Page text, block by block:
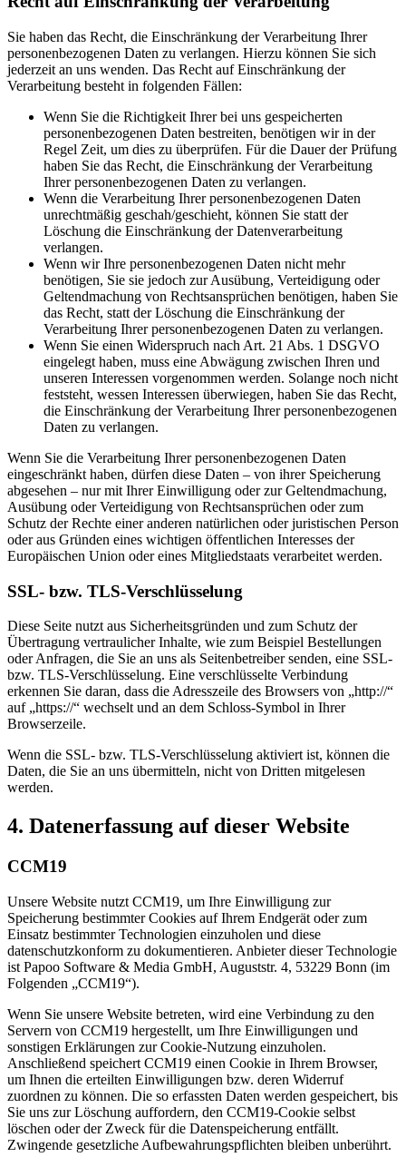
Sie haben das Recht, die Einschränkung der Verarbeitung Ihrer
personenbezogenen Daten zu verlangen. Hierzu können Sie sich
jederzeit an uns wenden. Das Recht auf Einschränkung der
Verarbeitung besteht in folgenden Fällen:
Wenn Sie die Richtigkeit Ihrer bei uns gespeicherten
personenbezogenen Daten bestreiten, benötigen wir in der
Regel Zeit, um dies zu überprüfen. Für die Dauer der Prüfung
haben Sie das Recht, die Einschränkung der Verarbeitung
Ihrer personenbezogenen Daten zu verlangen.
Wenn die Verarbeitung Ihrer personenbezogenen Daten
unrechtmäßig geschah/geschieht, können Sie statt der
Löschung die Einschränkung der Datenverarbeitung
verlangen.
Wenn wir Ihre personenbezogenen Daten nicht mehr
benötigen, Sie sie jedoch zur Ausübung, Verteidigung oder
Geltendmachung von Rechtsansprüchen benötigen, haben Sie
das Recht, statt der Löschung die Einschränkung der
Verarbeitung Ihrer personenbezogenen Daten zu verlangen.
Wenn Sie einen Widerspruch nach Art. 21 Abs. 1 DSGVO
eingelegt haben, muss eine Abwägung zwischen Ihren und
unseren Interessen vorgenommen werden. Solange noch nicht
feststeht, wessen Interessen überwiegen, haben Sie das Recht,
die Einschränkung der Verarbeitung Ihrer personenbezogenen
Daten zu verlangen.
Wenn Sie die Verarbeitung Ihrer personenbezogenen Daten
eingeschränkt haben, dürfen diese Daten – von ihrer Speicherung
abgesehen – nur mit Ihrer Einwilligung oder zur Geltendmachung,
Ausübung oder Verteidigung von Rechtsansprüchen oder zum
Schutz der Rechte einer anderen natürlichen oder juristischen Person
oder aus Gründen eines wichtigen öffentlichen Interesses der
Europäischen Union oder eines Mitgliedstaats verarbeitet werden.
SSL- bzw. TLS-Verschlüsselung
Diese Seite nutzt aus Sicherheitsgründen und zum Schutz der
Übertragung vertraulicher Inhalte, wie zum Beispiel Bestellungen
oder Anfragen, die Sie an uns als Seitenbetreiber senden, eine SSL-
bzw. TLS-Verschlüsselung. Eine verschlüsselte Verbindung
erkennen Sie daran, dass die Adresszeile des Browsers von „http://“
auf „https://“ wechselt und an dem Schloss-Symbol in Ihrer
Browserzeile.
Wenn die SSL- bzw. TLS-Verschlüsselung aktiviert ist, können die
Daten, die Sie an uns übermitteln, nicht von Dritten mitgelesen
werden.
4. Datenerfassung auf dieser Website
CCM19
Unsere Website nutzt CCM19, um Ihre Einwilligung zur
Speicherung bestimmter Cookies auf Ihrem Endgerät oder zum
Einsatz bestimmter Technologien einzuholen und diese
datenschutzkonform zu dokumentieren. Anbieter dieser Technologie
ist Papoo Software & Media GmbH, Auguststr. 4, 53229 Bonn (im
Folgenden „CCM19“).
Wenn Sie unsere Website betreten, wird eine Verbindung zu den
Servern von CCM19 hergestellt, um Ihre Einwilligungen und
sonstigen Erklärungen zur Cookie-Nutzung einzuholen.
Anschließend speichert CCM19 einen Cookie in Ihrem Browser,
um Ihnen die erteilten Einwilligungen bzw. deren Widerruf
zuordnen zu können. Die so erfassten Daten werden gespeichert, bis
Sie uns zur Löschung auffordern, den CCM19-Cookie selbst
löschen oder der Zweck für die Datenspeicherung entfällt.
Zwingende gesetzliche Aufbewahrungspflichten bleiben unberührt.